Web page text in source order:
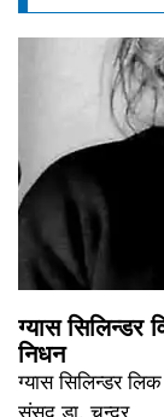
ग्यास सिलिन्डर
निधन
ग्यास सिलिन्डर